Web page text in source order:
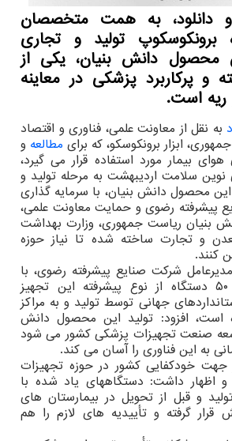
دانلود، به همت متخصصان
برونکوسکوپ تولید و تجاری
دانش بنیان، یکی از
و پرکاربرد پزشکی در معاینه
ریه است.
به نقل از معاونت علمی، فناوری و اقتصاد
ابزار برونکوسکو، که برای مطالعه و
بیمار مورد استفاده قرار می گیرد،
سلامت اردیبهشت به مرحله تولید و
محصول دانش بنیان، با سرمایه گذاری
پیشرفته رضوی و حمایت معاونت علمی،
بنیان ریاست جمهوری، وزارت بهداشت
و تجارت ساخته شده تا نیاز حوزه
کنند.
شرکت صنایع پیشرفته رضوی، با
بیان اینکه تابحال ۵۰ دستگاه از نوع پیشرفته این تجهیز
جهانی توسط تولید و به مراکز
است، افزود: تولید این محصول دانش
صنعت تجهیزات پزشکی کشور می شود
به این فناوری را آسان می کند.
جهت خودکفایی کشور در حوزه تجهیزات
اظهار داشت: دستگاههای یاد شده با
تولید و قبل از تحویل در بیمارستان های
قرار گرفته و تأییدیه های لازم را هم